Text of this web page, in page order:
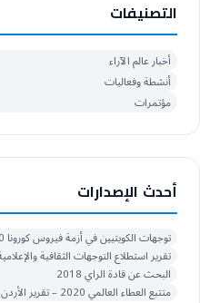
التصنيفات
أخبار عالم الآراء
أنشطة وفعاليات
مؤتمرات
أحدث الإصدارات
توجهات الكويتيين في أزمة فيروس كورونا 2020
تقرير استطلاع التوجهات الثقافية والإعلامية
البحث عن قادة الراي 2018
متتبع العطاء العالمي 2020 – تقرير الأردن